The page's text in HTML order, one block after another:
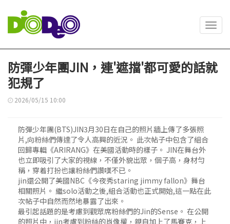
防彈少年團JIN，連'遮擋'都可愛的話就
犯規了
2026/05/15 10:00
防彈少年團(BTS)JIN3月30日在自己的照片牆上傳了多張照
片,向粉絲們傳達了令人高興的近況。 此次帖子中包含了組合
回歸專輯《ARIRANG》在美國活動時的樣子。 JIN在舞台外
也立即吸引了大家的視線，不僅外貌出眾，個子高，身材勻
稱，穿着打扮也讓粉絲們讚嘆不已。
jin還公開了美國NBC《今夜秀staring jimmy fallon》舞台
相關照片。 繼solo活動之後,組合活動也正式開始,這一點在此
次帖子中自然而然地暴露了出來。
最引起話題的是考慮到觀眾席粉絲們的Jin的Sense。 在公開
的照片中，jin考慮到粉絲的肖像權，親自加上了馬賽克，上